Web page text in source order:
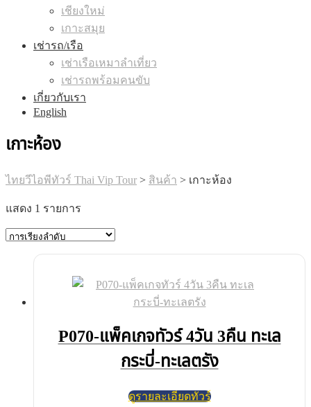
เชียงใหม่
เกาะสมุย
เช่ารถ/เรือ
เช่าเรือเหมาลำเที่ยว
เช่ารถพร้อมคนขับ
เกี่ยวกับเรา
English
เกาะห้อง
ไทยวีไอพีทัวร์ Thai Vip Tour > สินค้า > เกาะห้อง
แสดง 1 รายการ
P070-แพ็คเกจทัวร์ 4วัน 3คืน ทะเล
กระบี่-ทะเลตรัง
ดูรายละเอียดทัวร์